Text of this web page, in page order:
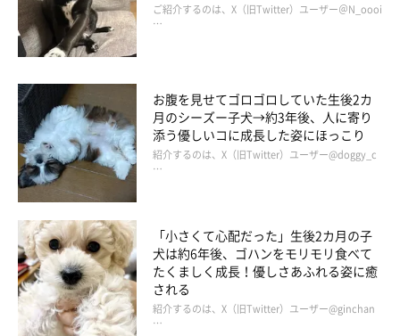
3才の頃のまるくん。正真正銘の秋田犬！
@tsugaruhidemaru
立派な秋田犬へと成長したまるくんは、小さい頃からとてもおっ
変わらないそうです。
そんなまるくんは、人なつっこくて人にも動物にもとてもフレン
ドリー。誰にでも愛嬌をふりまくところが愛らしいといいます。
ご紹介するのは、X（旧Twitter）ユーザー＠N_oooi
…
お腹を見せてゴロゴロしていた生後2カ
月のシーズー子犬→約3年後、人に寄り
添う優しいコに成長した姿にほっこり
紹介するのは、X（旧Twitter）ユーザー@doggy_c
…
「小さくて心配だった」生後2カ月の子
犬は約6年後、ゴハンをモリモリ食べて
たくましく成長！優しさあふれる姿に癒
される
紹介するのは、X（旧Twitter）ユーザー@ginchan
…